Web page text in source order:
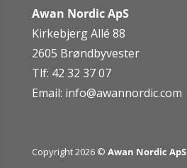
Awan Nordic ApS
Kirkebjerg Allé 88
2605 Brøndbyvester
Tlf: 42 32 37 07
Email: info@awannordic.com
Copyright 2026 © Awan Nordic ApS